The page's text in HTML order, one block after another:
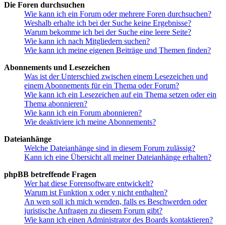
Die Foren durchsuchen
Wie kann ich ein Forum oder mehrere Foren durchsuchen?
Weshalb erhalte ich bei der Suche keine Ergebnisse?
Warum bekomme ich bei der Suche eine leere Seite?
Wie kann ich nach Mitgliedern suchen?
Wie kann ich meine eigenen Beiträge und Themen finden?
Abonnements und Lesezeichen
Was ist der Unterschied zwischen einem Lesezeichen und
einem Abonnements für ein Thema oder Forum?
Wie kann ich ein Lesezeichen auf ein Thema setzen oder ein
Thema abonnieren?
Wie kann ich ein Forum abonnieren?
Wie deaktiviere ich meine Abonnements?
Dateianhänge
Welche Dateianhänge sind in diesem Forum zulässig?
Kann ich eine Übersicht all meiner Dateianhänge erhalten?
phpBB betreffende Fragen
Wer hat diese Forensoftware entwickelt?
Warum ist Funktion x oder y nicht enthalten?
An wen soll ich mich wenden, falls es Beschwerden oder
juristische Anfragen zu diesem Forum gibt?
Wie kann ich einen Administrator des Boards kontaktieren?